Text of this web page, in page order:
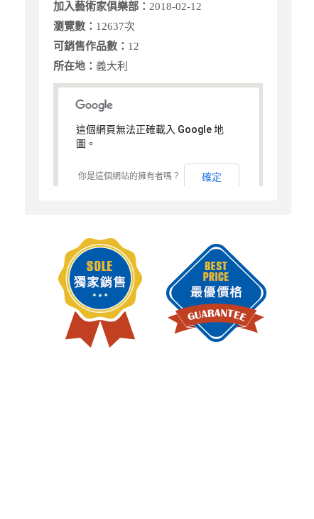
加入藝術家俱樂部： 2018-02-12
瀏覽數： 12637次
可銷售作品數： 12
所在地： 義大利
這個網頁無法正確載入 Google 地
圖。
你是這個網站的擁有者嗎？ 確定